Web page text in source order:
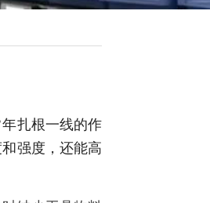
扎根一线的作
强度，还能高